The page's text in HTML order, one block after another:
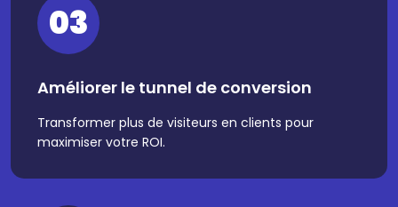
03
Améliorer le tunnel de conversion
Transformer plus de visiteurs en clients pour
maximiser votre ROI.